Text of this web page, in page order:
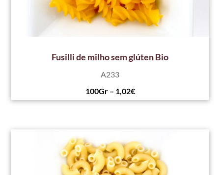
Fusilli de milho sem glúten Bio
A233
100Gr – 1,02€